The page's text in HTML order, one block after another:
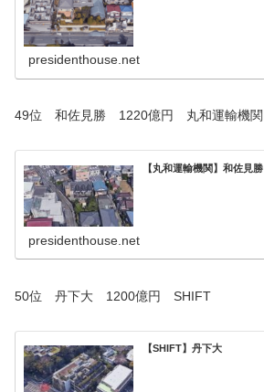
presidenthouse.net
49位 和佐見勝 1220億円 丸和運輸機関
【丸和運輸機関】和佐見勝
presidenthouse.net
50位 丹下大 1200億円 SHIFT
【SHIFT】丹下大